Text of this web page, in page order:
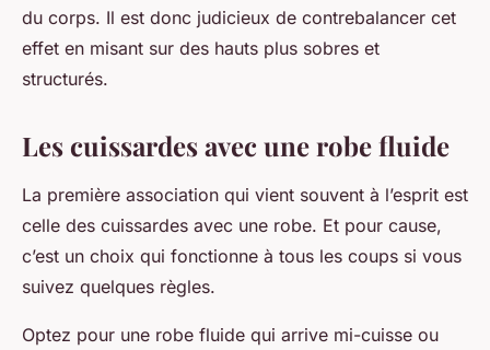
du corps. Il est donc judicieux de contrebalancer cet
effet en misant sur des hauts plus sobres et
structurés.
Les cuissardes avec une robe fluide
La première association qui vient souvent à l’esprit est
celle des cuissardes avec une robe. Et pour cause,
c’est un choix qui fonctionne à tous les coups si vous
suivez quelques règles.
Optez pour une robe fluide qui arrive mi-cuisse ou